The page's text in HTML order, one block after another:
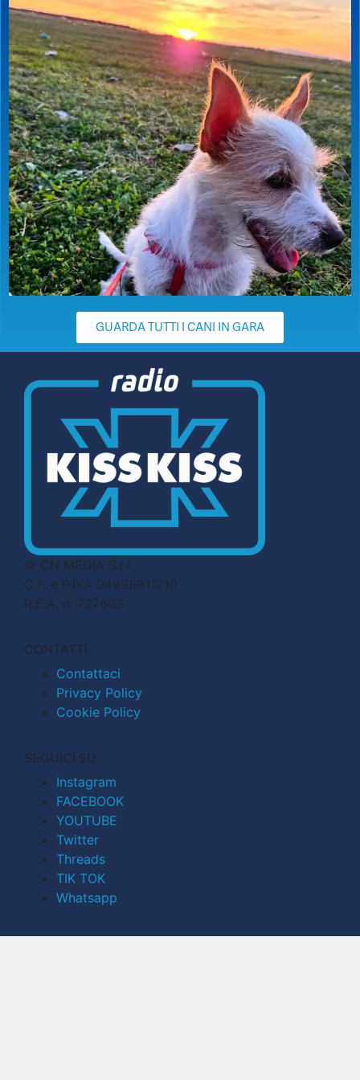
GUARDA TUTTI I CANI IN GARA
© CN MEDIA S.r.l.
C.F. e P.IVA 04998911210
R.E.A. n. 727803
CONTATTI
Contattaci
Privacy Policy
Cookie Policy
SEGUICI SU
Instagram
FACEBOOK
YOUTUBE
Twitter
Threads
TIK TOK
Whatsapp